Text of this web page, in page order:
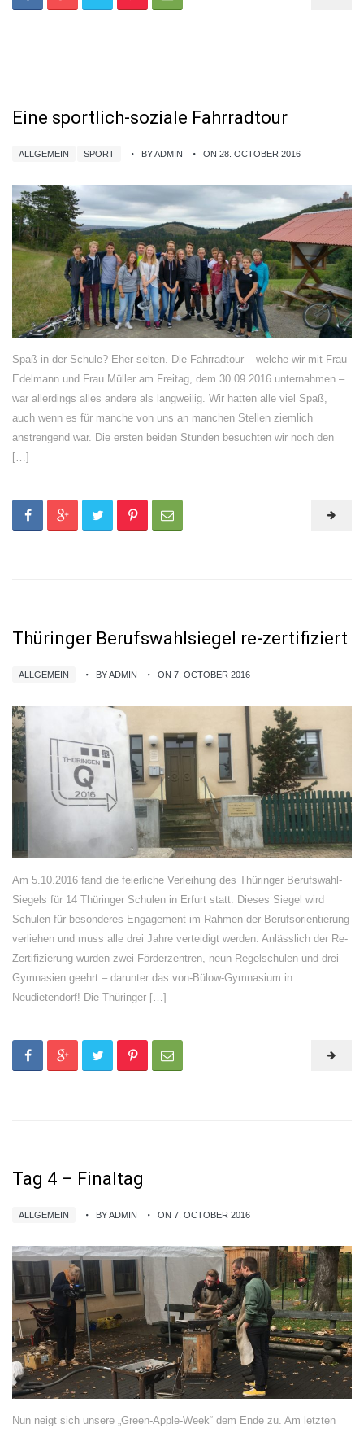
Eine sportlich-soziale Fahrradtour
ALLGEMEIN SPORT BY ADMIN ON 28. OCTOBER 2016
Spaß in der Schule? Eher selten. Die Fahrradtour – welche wir mit Frau
Edelmann und Frau Müller am Freitag, dem 30.09.2016 unternahmen –
war allerdings alles andere als langweilig. Wir hatten alle viel Spaß,
auch wenn es für manche von uns an manchen Stellen ziemlich
anstrengend war. Die ersten beiden Stunden besuchten wir noch den
[…]
Thüringer Berufswahlsiegel re-zertifiziert
ALLGEMEIN BY ADMIN ON 7. OCTOBER 2016
Am 5.10.2016 fand die feierliche Verleihung des Thüringer Berufswahl-
Siegels für 14 Thüringer Schulen in Erfurt statt. Dieses Siegel wird
Schulen für besonderes Engagement im Rahmen der Berufsorientierung
verliehen und muss alle drei Jahre verteidigt werden. Anlässlich der Re-
Zertifizierung wurden zwei Förderzentren, neun Regelschulen und drei
Gymnasien geehrt – darunter das von-Bülow-Gymnasium in
Neudietendorf! Die Thüringer […]
Tag 4 – Finaltag
ALLGEMEIN BY ADMIN ON 7. OCTOBER 2016
Nun neigt sich unsere „Green-Apple-Week“ dem Ende zu. Am letzten